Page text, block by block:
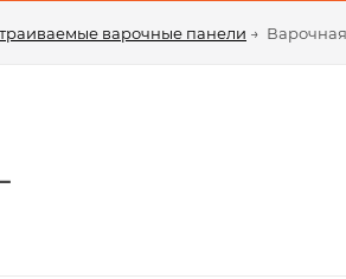
варочные панели → Варочная